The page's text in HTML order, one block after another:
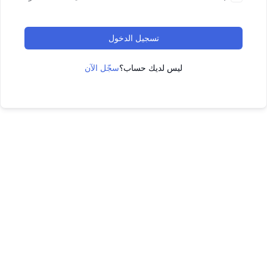
تسجيل الدخول
ليس لديك حساب؟سجّل الآن